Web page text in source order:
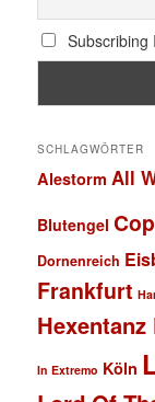
Subscribing
SCHLAGWÖRTER
Alestorm All
Blutengel
Dornenreich
Frankfurt
In Extremo Köln